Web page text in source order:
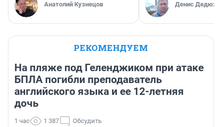
Анатолий Кузнецов Денис
РЕКОМЕНДУЕМ
На пляже под Геленджиком при атаке
БПЛА погибли преподаватель
английского языка и ее 12-летняя
дочь
1 час 1 387 Обсудить